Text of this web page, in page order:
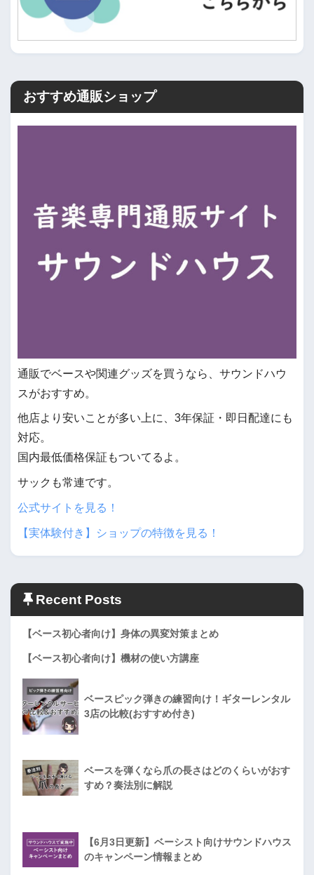
おすすめ通販ショップ
通販でベースや関連グッズを買うなら、サウンドハウ
スがおすすめ。
他店より安いことが多い上に、3年保証・即日配達にも
対応。
国内最低価格保証もついてるよ。
サックも常連です。
公式サイトを見る！
【実体験付き】ショップの特徴を見る！
Recent Posts
【ベース初心者向け】身体の異変対策まとめ
【ベース初心者向け】機材の使い方講座
ベースピック弾きの練習向け！ギターレンタル
3店の比較(おすすめ付き)
ベースを弾くなら爪の長さはどのくらいがおす
すめ？奏法別に解説
【6月3日更新】ベーシスト向けサウンドハウス
のキャンペーン情報まとめ